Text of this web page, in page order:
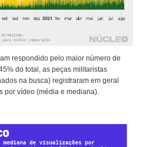
respondido pelo maior número de
do total, as peças militaristas
na busca) registraram em geral
por vídeo (média e mediana).